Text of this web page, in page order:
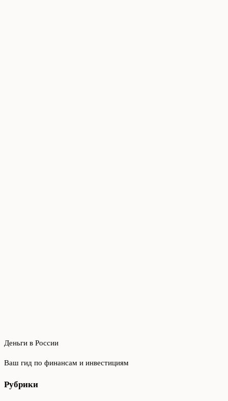
Деньги в России
Ваш гид по финансам и инвестициям
Рубрики